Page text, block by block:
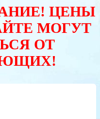
ЦЕНЫ
МОГУТ
ОТ